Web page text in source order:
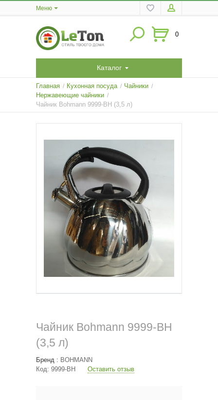
Меню
0
Каталог
Главная / Кухонная посуда / Чайники /
Нержавеющие чайники /
Чайник Bohmann 9999-BH (3,5 л)
Чайник Bohmann 9999-BH
(3,5 л)
Бренд : BOHMANN
Код: 9999-BH Оставить отзыв